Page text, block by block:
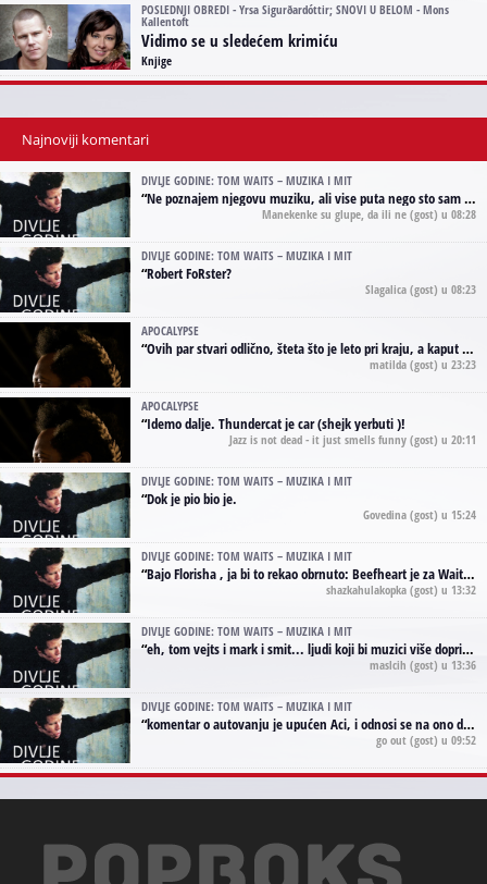
POSLEDNJI OBREDI - Yrsa Sigurðardóttir; SNOVI U BELOM - Mons
Kallentoft
Vidimo se u sledećem krimiću
Knjige
Najnoviji komentari
DIVLJE GODINE: TOM WAITS – MUZIKA I MIT
“Ne poznajem njegovu muziku, ali vise puta nego sto sam to zazeleo gledao sam njegove umjetnicke slike na raznim stranama interneta. Te stoga zakljucujem da je Tom Waits Lady Gaga muzike namrstenih, ma
Manekenke su glupe, da ili ne (gost) u 08:28
DIVLJE GODINE: TOM WAITS – MUZIKA I MIT
“Robert FoRster?
Slagalica (gost) u 08:23
APOCALYPSE
“Ovih par stvari odlično, šteta što je leto pri kraju, a kaput koji te vervoatno podseća na pirotski ćilim je iz tradicije Navaho indijanaca ;)
matilda (gost) u 23:23
APOCALYPSE
“Idemo dalje. Thundercat je car (shejk yerbuti )!
Jazz is not dead - it just smells funny (gost) u 20:11
DIVLJE GODINE: TOM WAITS – MUZIKA I MIT
“Dok je pio bio je.
Govedina (gost) u 15:24
DIVLJE GODINE: TOM WAITS – MUZIKA I MIT
“Bajo Florisha , ja bi to rekao obrnuto: Beefheart je za Waitsa, isto sto i Hendrix za Lenny Kravitza
shazkahulakopka (gost) u 13:32
DIVLJE GODINE: TOM WAITS – MUZIKA I MIT
“eh, tom vejts i mark i smit... ljudi koji bi muzici više doprineli da su radili kao vozači tramvaja u gsp-u.
maslcih (gost) u 13:36
DIVLJE GODINE: TOM WAITS – MUZIKA I MIT
“komentar o autovanju je upućen Aci, i odnosi se na ono drugo autovanje...'senzualnost Waitsa' ;)
go out (gost) u 09:52